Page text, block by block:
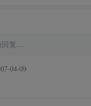
回复…
04-09